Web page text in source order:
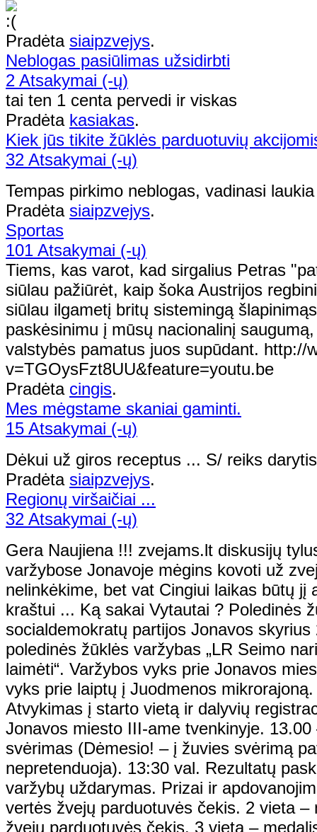
Pradėta siaipzvejys.
Neblogas pasiūlimas užsidirbti
2 Atsakymai (-ų)
tai ten 1 centa pervedi ir viskas
Pradėta kasiakas.
Kiek jūs tikite žūklės parduotuvių
32 Atsakymai (-ų)
Tempas pirkimo neblogas, vadinasi
Pradėta siaipzvejys.
Sportas
101 Atsakymai (-ų)
Tiems, kas varot, kad sirgalius Petras
siūlau pažiūrėt, kaip šoka Austrijos
siūlau ilgametį britų sistemingą
paskėsinimu į mūsų nacionalinį
valstybės pamatus juos supūdant. http://
v=TGOysFzt8UU&feature=youtu.be
Pradėta cingis.
Mes mėgstame skaniai gaminti.
15 Atsakymai (-ų)
Dėkui už giros receptus ... S/ reiks
Pradėta siaipzvejys.
Regionų viršaičiai ...
32 Atsakymai (-ų)
Gera Naujiena !!! zvejams.lt diskusijų
varžybose Jonavoje mėgins kovoti už
nelinkėkime, bet vat Cingiui laikas būtų jį
kraštui ... Ką sakai Vytautai ? Poledinės
socialdemokratų partijos Jonavos
poledinės žūklės varžybas „LR Seimo
laimėti“. Varžybos vyks prie Jonavos
vyks prie laiptų į Juodmenos
Atvykimas į starto vietą ir dalyvių
Jonavos miesto III-ame tvenkinyje.
svėrimas (Dėmesio! – į žuvies svėrimą
nepretenduoja). 13:30 val. Rezultatų
varžybų uždarymas. Prizai ir
vertės žvejų parduotuvės čekis. 2 vieta
žvejų parduotuvės čekis. 3 vieta –